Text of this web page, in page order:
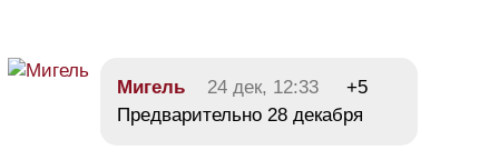
Мигель 24 дек, 12:33
+5
Предварительно 28 декабря